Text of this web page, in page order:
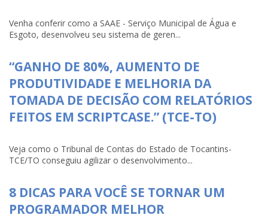
Venha conferir como a SAAE - Serviço Municipal de Água e
Esgoto, desenvolveu seu sistema de geren...
“GANHO DE 80%, AUMENTO DE
PRODUTIVIDADE E MELHORIA DA
TOMADA DE DECISÃO COM RELATÓRIOS
FEITOS EM SCRIPTCASE.” (TCE-TO)
Veja como o Tribunal de Contas do Estado de Tocantins-
TCE/TO conseguiu agilizar o desenvolvimento...
8 DICAS PARA VOCÊ SE TORNAR UM
PROGRAMADOR MELHOR